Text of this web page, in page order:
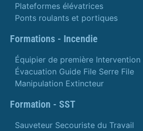
Plateformes élévatrices
Ponts roulants et portiques
Formations - Incendie
Équipier de première Intervention
Évacuation Guide File Serre File
Manipulation Extincteur
Formation - SST
Sauveteur Secouriste du Travail